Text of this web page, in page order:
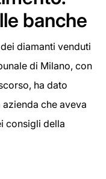
banche
diamanti venduti
di Milano, con
ha dato
che aveva
consigli della